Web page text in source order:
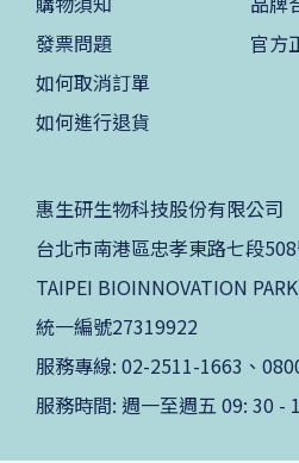
發票問題
如何取消訂單
如何進行退貨
官方
惠生研生物科技股份有限公司
台北市南港區忠孝東路七段
TAIPEI BIOINNOVATION
統一編號27319922
服務專線: 02-2511-1663、
服務時間: 週一至週五 09: 30 -